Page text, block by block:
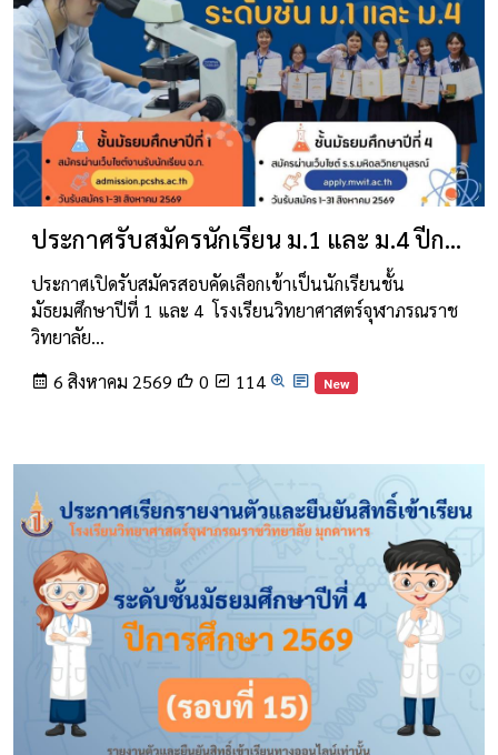
ประกาศรับสมัครนักเรียน ม.1 และ ม.4 ปีการศึกษา 2570
ประกาศเปิดรับสมัครสอบคัดเลือกเข้าเป็นนักเรียนชั้น
มัธยมศึกษาปีที่ 1 และ 4 โรงเรียนวิทยาศาสตร์จุฬาภรณราช
วิทยาลัย…
6 สิงหาคม 2569
0 114 New